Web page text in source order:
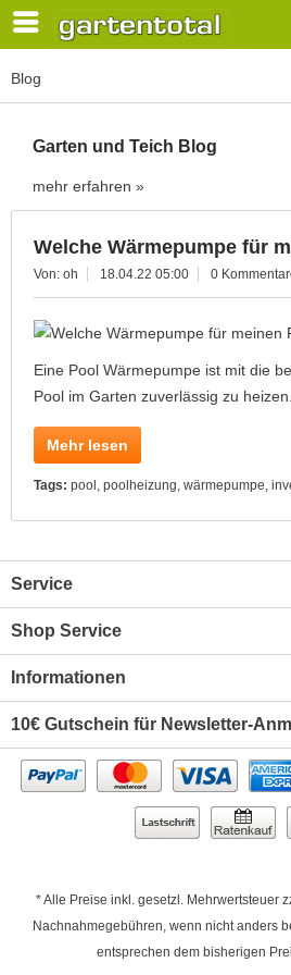
Blog
Garten und Teich Blog
mehr erfahren »
Welche Wärmepumpe für
Von: oh 18.04.22 05:00 0
Eine Pool Wärmepumpe ist mit die
Pool im Garten zuverlässig zu heizen.
Mehr lesen
Tags: pool , poolheizung, wärmepumpe,
Service
Shop Service
Informationen
10€ Gutschein für Newsletter-
* Alle Preise inkl. gesetzl. Mehrwertsteuer
Nachnahmegebühren, wenn nicht anders
entsprechen dem bisherigen